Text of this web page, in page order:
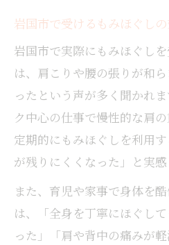
岩国市で受けるもみほぐし
岩国市で実際にもみほぐし
は、肩こりや腰の張りが和
ったという声が多く聞かれ
ク中心の仕事で慢性的な肩の
定期的にもみほぐしを利用
が残りにくくなった」と実感
また、育児や家事で身体を
は、「全身を丁寧にほぐし
った」「肩や背中の痛みが